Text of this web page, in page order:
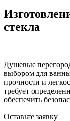
стекла
Душевые
выбором для
прочности и
требует
обеспечить
Оставьте заявку